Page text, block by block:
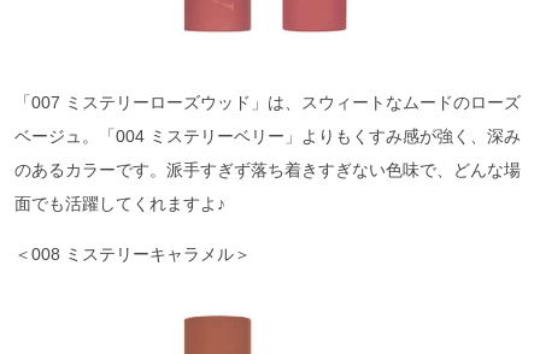
「007 ミステリーローズウッド」は、スウィートなムードのローズ
ベージュ。「004 ミステリーベリー」よりもくすみ感が強く、深み
のあるカラーです。派手すぎず落ち着きすぎない色味で、どんな場
面でも活躍してくれますよ♪
＜008 ミステリーキャラメル＞